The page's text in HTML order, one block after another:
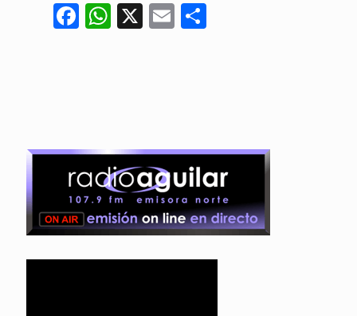
Facebook
WhatsApp
X Email